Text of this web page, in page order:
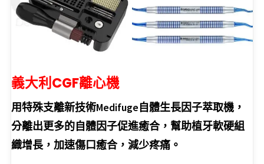
義大利CGF離心機
用特殊支離新技術Medifuge自體生長因子萃取機，
分離出更多的自體因子促進癒合，幫助植牙軟硬組
織增長，加速傷口癒合，減少疼痛。